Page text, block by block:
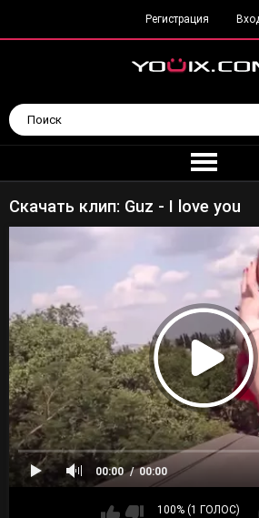
Регистрация
Скачать клип: Guz - I love you
00:00 00:00
100% (1 ГОЛОС)